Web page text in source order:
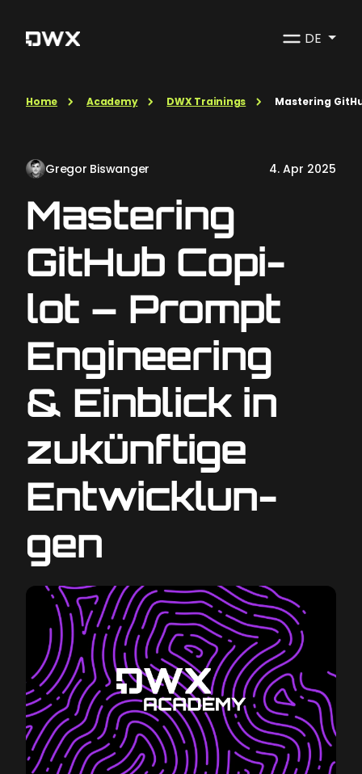
DE
Home Academy DWX Trainings Mas­te­ring
Gregor Biswanger 4. Apr 2025
Mas­te­ring
Git­Hub Co­pi­
lot – Prompt
En­gi­nee­ring
& Ein­blick in
zukünf­ti­ge
Ent­wick­lun­
gen